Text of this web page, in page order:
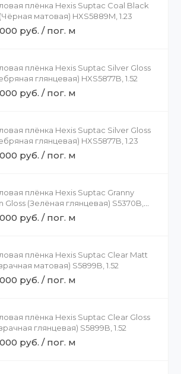
плёнка Hexis Suptac Coal Black
матовая) HXS5889M, 1.23
руб. / пог. м
плёнка Hexis Suptac Silver Gloss
глянцевая) HXS5877B, 1.52
руб. / пог. м
плёнка Hexis Suptac Silver Gloss
глянцевая) HXS5877B, 1.23
руб. / пог. м
плёнка Hexis Suptac Granny
Gloss (Зелёная глянцевая) S5370B,
руб. / пог. м
плёнка Hexis Suptac Clear Matt
матовая) S5899B, 1.52
руб. / пог. м
плёнка Hexis Suptac Clear Gloss
глянцевая) S5899B, 1.52
руб. / пог. м